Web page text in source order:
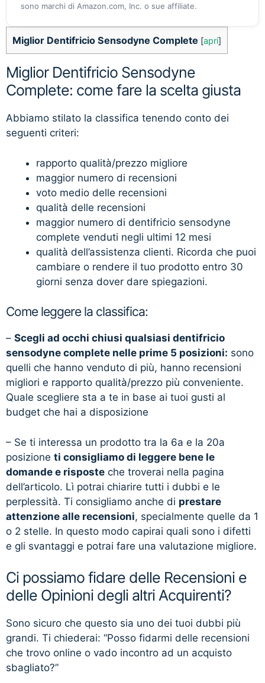
sono marchi di Amazon.com, Inc. o sue affiliate.
Miglior Dentifricio Sensodyne Complete [apri]
Miglior Dentifricio Sensodyne
Complete: come fare la scelta giusta
Abbiamo stilato la classifica tenendo conto dei
seguenti criteri:
rapporto qualità/prezzo migliore
maggior numero di recensioni
voto medio delle recensioni
qualità delle recensioni
maggior numero di dentifricio sensodyne
complete venduti negli ultimi 12 mesi
qualità dell’assistenza clienti. Ricorda che puoi
cambiare o rendere il tuo prodotto entro 30
giorni senza dover dare spiegazioni.
Come leggere la classifica:
– Scegli ad occhi chiusi qualsiasi dentifricio
sensodyne complete nelle prime 5 posizioni: sono
quelli che hanno venduto di più, hanno recensioni
migliori e rapporto qualità/prezzo più conveniente.
Quale scegliere sta a te in base ai tuoi gusti al
budget che hai a disposizione
– Se ti interessa un prodotto tra la 6a e la 20a
posizione ti consigliamo di leggere bene le
domande e risposte che troverai nella pagina
dell’articolo. Lì potrai chiarire tutti i dubbi e le
perplessità. Ti consigliamo anche di prestare
attenzione alle recensioni, specialmente quelle da 1
o 2 stelle. In questo modo capirai quali sono i difetti
e gli svantaggi e potrai fare una valutazione migliore.
Ci possiamo fidare delle Recensioni e
delle Opinioni degli altri Acquirenti?
Sono sicuro che questo sia uno dei tuoi dubbi più
grandi. Ti chiederai: “Posso fidarmi delle recensioni
che trovo online o vado incontro ad un acquisto
sbagliato?”